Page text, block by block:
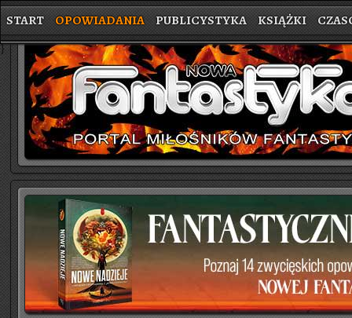
START OPOWIADANIA PUBLICYSTYKA KSIĄŻKI
}